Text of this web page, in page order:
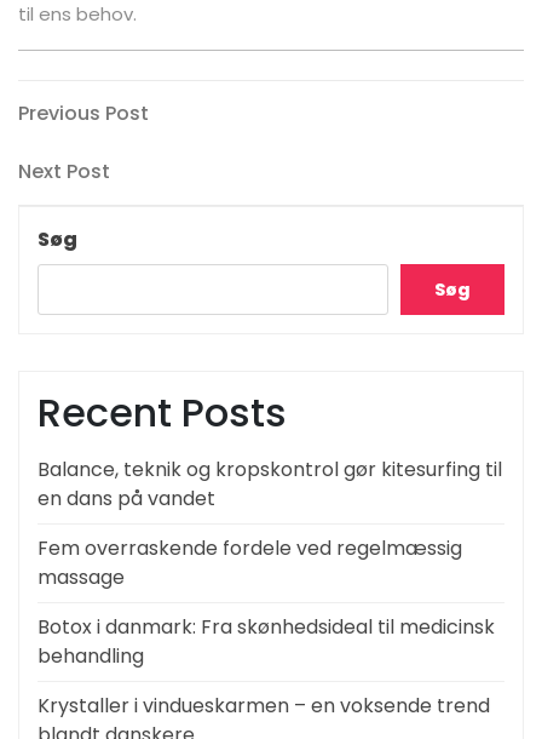
til ens behov.
Indlægsnavigation
Previous
Previous Post
Next
Next Post
Søg
Søg
Recent Posts
Balance, teknik og kropskontrol gør kitesurfing til
en dans på vandet
Fem overraskende fordele ved regelmæssig
massage
Botox i danmark: Fra skønhedsideal til medicinsk
behandling
Krystaller i vindueskarmen – en voksende trend